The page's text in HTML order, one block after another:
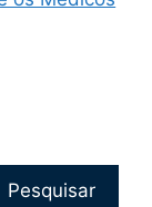
Pesquisar